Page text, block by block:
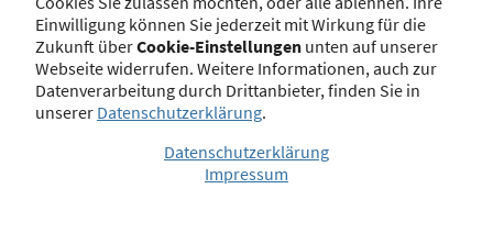
Mehr erfahren
Bekanntmachungen
Einwilligung können Sie jederzeit mit Wirkung für die
Zukunft überCookie-Einstellungen unten auf unserer
Webseite widerrufen. Weitere Informationen, auch zur
Datenverarbeitung durch Drittanbieter, finden Sie in
unserer Datenschutzerklärung.
Datenschutzerklärung
Impressum